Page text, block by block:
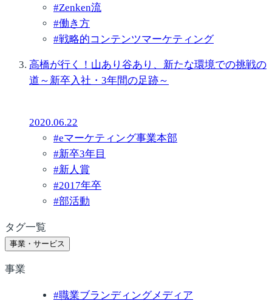
#Zenken流
#働き方
#戦略的コンテンツマーケティング
高橋が行く！山あり谷あり、新たな環境での挑戦の
道～新卒入社・3年間の足跡～
2020.06.22
#eマーケティング事業本部
#新卒3年目
#新人賞
#2017年卒
#部活動
タグ一覧
事業・サービス
事業
#職業ブランディングメディア